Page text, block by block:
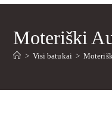
Moteriški
> Visi batukai >